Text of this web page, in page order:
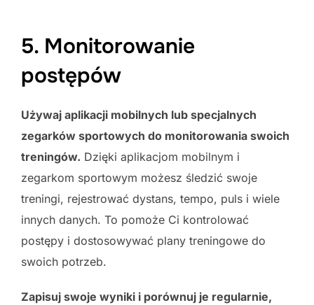
5. Monitorowanie
postępów
Używaj aplikacji mobilnych lub specjalnych
zegarków sportowych do monitorowania swoich
treningów. Dzięki aplikacjom mobilnym i
zegarkom sportowym możesz śledzić swoje
treningi, rejestrować dystans, tempo, puls i wiele
innych danych. To pomoże Ci kontrolować
postępy i dostosowywać plany treningowe do
swoich potrzeb.
Zapisuj swoje wyniki i porównuj je regularnie,